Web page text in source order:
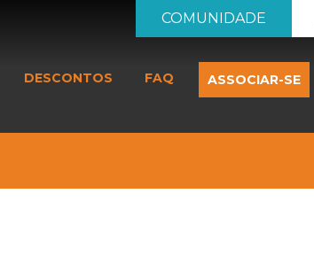
COMUNIDADE
DESCONTOS FAQ ASSOCIAR-SE